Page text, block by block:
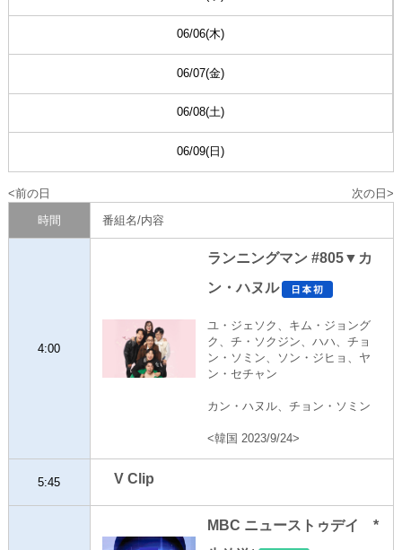
06/06(木)
06/07(金)
06/08(土)
06/09(日)
前の日
次の日
時間
番組名/内容
4:00
ランニングマン #805▼カ
ン・ハヌル
ユ・ジェソク、キム・ジョング
ク、チ・ソクジン、ハハ、チョ
ン・ソミン、ソン・ジヒョ、ヤ
ン・セチャン
カン・ハヌル、チョン・ソミン
<韓国 2023/9/24>
5:45 V Clip
MBC ニューストゥデイ *